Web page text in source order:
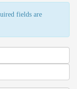
fields are